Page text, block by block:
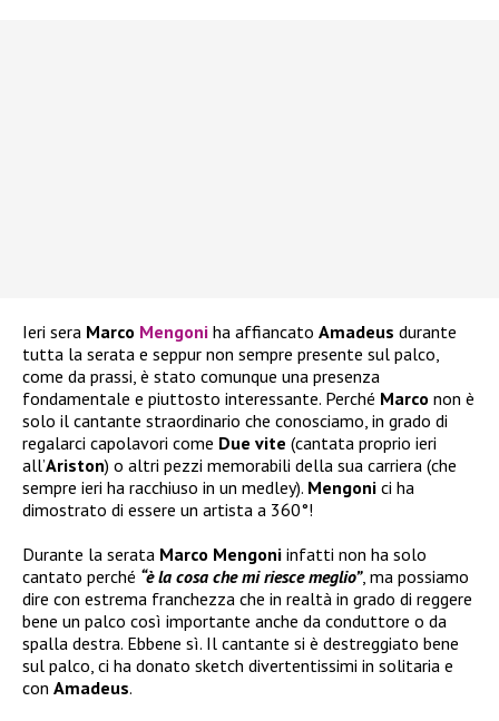
Ieri sera Marco Mengoni ha affiancato Amadeus durante
tutta la serata e seppur non sempre presente sul palco,
come da prassi, è stato comunque una presenza
fondamentale e piuttosto interessante. Perché Marco non è
solo il cantante straordinario che conosciamo, in grado di
regalarci capolavori come Due vite (cantata proprio ieri
all’Ariston) o altri pezzi memorabili della sua carriera (che
sempre ieri ha racchiuso in un medley). Mengoni ci ha
dimostrato di essere un artista a 360°!
Durante la serata Marco Mengoni infatti non ha solo
cantato perché “è la cosa che mi riesce meglio”, ma possiamo
dire con estrema franchezza che in realtà in grado di reggere
bene un palco così importante anche da conduttore o da
spalla destra. Ebbene sì. Il cantante si è destreggiato bene
sul palco, ci ha donato sketch divertentissimi in solitaria e
con Amadeus.